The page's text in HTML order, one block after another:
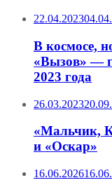
22.04.2023
В космосе,
«Вызов» —
2023 года
26.03.2023
«Мальчик,
и «Оскар»
16.06.2026